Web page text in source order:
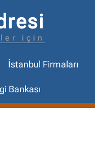
için
İstanbul Firmaları
Bankası